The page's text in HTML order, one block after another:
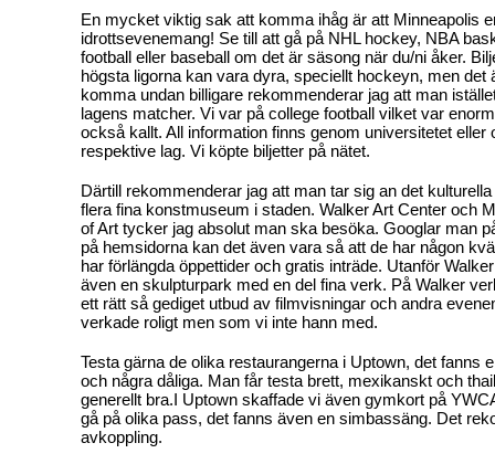
En mycket viktig sak att komma ihåg är att Minneapolis
idrottsevenemang! Se till att gå på NHL hockey, NBA
football eller baseball om det är säsong när du/ni åker.
högsta ligorna kan vara dyra, speciellt hockeyn, men det
komma undan billigare rekommenderar jag att man
lagens matcher. Vi var på college football vilket var
också kallt. All information finns genom universitetet eller
respektive lag. Vi köpte biljetter på nätet.
Därtill rekommenderar jag att man tar sig an det
flera fina konstmuseum i staden. Walker Art Center och
of Art tycker jag absolut man ska besöka. Googlar man
på hemsidorna kan det även vara så att de har någon
har förlängda öppettider och gratis inträde. Utanför
även en skulpturpark med en del fina verk. På Walker
ett rätt så gediget utbud av filmvisningar och andra
verkade roligt men som vi inte hann med.
Testa gärna de olika restaurangerna i Uptown, det fanns
och några dåliga. Man får testa brett, mexikanskt och
generellt bra.I Uptown skaffade vi även gymkort på
gå på olika pass, det fanns även en simbassäng. Det
avkoppling.